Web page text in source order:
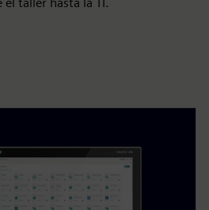
el taller hasta la TI.